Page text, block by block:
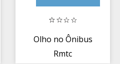
Olho no Ônibus
Rmtc